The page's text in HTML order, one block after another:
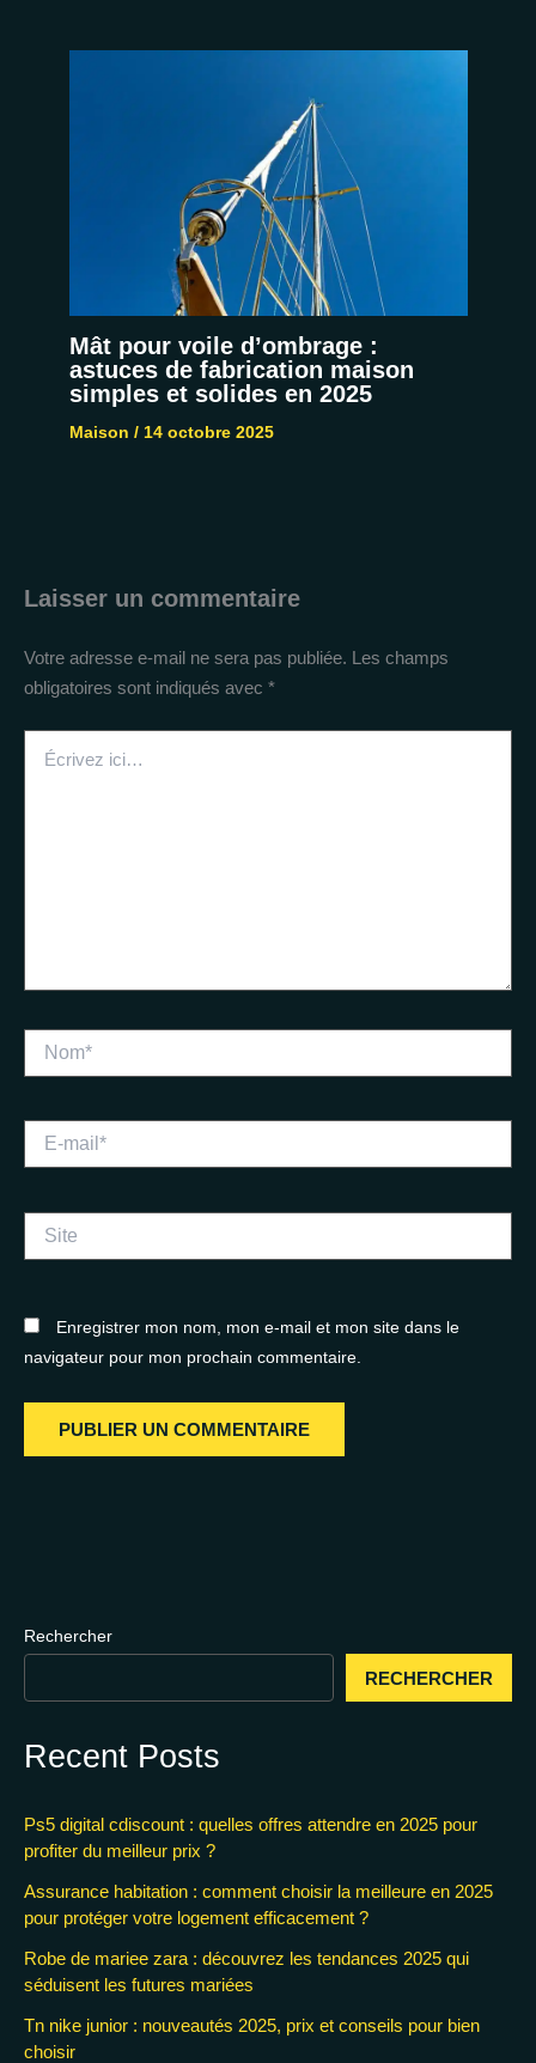
Mât pour voile d’ombrage :
astuces de fabrication maison
simples et solides en 2025
Maison / 14 octobre 2025
Laisser un commentaire
Votre adresse e-mail ne sera pas publiée. Les champs
obligatoires sont indiqués avec *
ici…
mail*
Enregistrer mon nom, mon e-mail et mon site dans le
navigateur pour mon prochain commentaire.
Rechercher
RECHERCHER
Recent Posts
Ps5 digital cdiscount : quelles offres attendre en 2025 pour
profiter du meilleur prix ?
Assurance habitation : comment choisir la meilleure en 2025
pour protéger votre logement efficacement ?
Robe de mariee zara : découvrez les tendances 2025 qui
séduisent les futures mariées
Tn nike junior : nouveautés 2025, prix et conseils pour bien
choisir